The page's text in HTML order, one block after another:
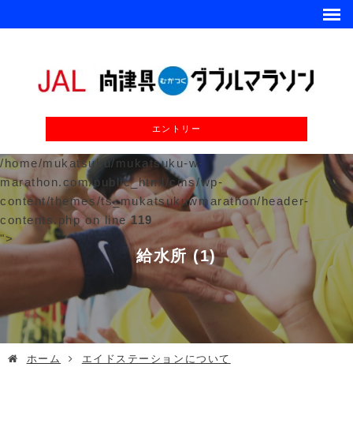
エントリー
/home/mukatsuku/mukatsuku-w-
marathon.com/public_html/cms/wp-
content/themes/ts_mukatsukuwmarathon/header-
contents.php on line119
">
給水所 (1)
ホーム エイドステーションについて